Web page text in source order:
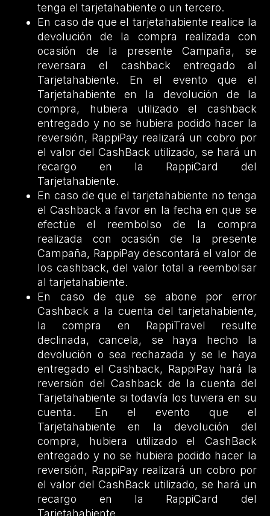
tenga el tarjetahabiente o un tercero.
En caso de que el tarjetahabiente realice la
devolución de la compra realizada con
ocasión de la presente Campaña, se
reversara el cashback entregado al
Tarjetahabiente. En el evento que el
Tarjetahabiente en la devolución de la
compra, hubiera utilizado el cashback
entregado y no se hubiera podido hacer la
reversión, RappiPay realizará un cobro por
el valor del CashBack utilizado, se hará un
recargo en la RappiCard del
Tarjetahabiente.
En caso de que el tarjetahabiente no tenga
el Cashback a favor en la fecha en que se
efectúe el reembolso de la compra
realizada con ocasión de la presente
Campaña, RappiPay descontará el valor de
los cashback, del valor total a reembolsar
al tarjetahabiente.
En caso de que se abone por error
Cashback a la cuenta del tarjetahabiente,
la compra en RappiTravel resulte
declinada, cancela, se haya hecho la
devolución o sea rechazada y se le haya
entregado el Cashback, RappiPay hará la
reversión del Cashback de la cuenta del
Tarjetahabiente si todavía los tuviera en su
cuenta. En el evento que el
Tarjetahabiente en la devolución del
compra, hubiera utilizado el CashBack
entregado y no se hubiera podido hacer la
reversión, RappiPay realizará un cobro por
el valor del CashBack utilizado, se hará un
recargo en la RappiCard del
Tarjetahabiente.